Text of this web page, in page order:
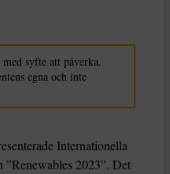
syfte att påverka.
egna och inte
Internationella
2023”. Det